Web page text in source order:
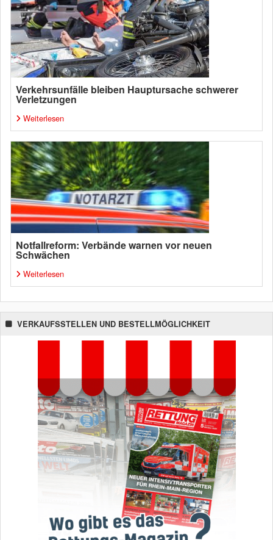
Verkehrsunfälle bleiben Hauptursache schwerer
Verletzungen
Weiterlesen
Notfallreform: Verbände warnen vor neuen
Schwächen
Weiterlesen
VERKAUFSSTELLEN UND BESTELLMÖGLICHKEIT